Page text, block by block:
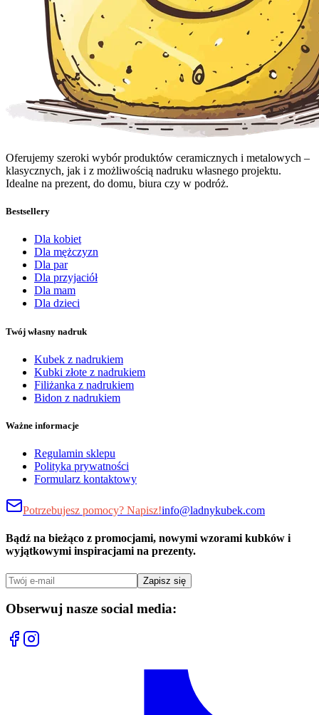
Oferujemy szeroki wybór produktów ceramicznych i metalowych –
klasycznych, jak i z możliwością nadruku własnego projektu.
Idealne na prezent, do domu, biura czy w podróż.
Bestsellery
Dla kobiet
Dla mężczyzn
Dla par
Dla przyjaciół
Dla mam
Dla dzieci
Twój własny nadruk
Kubek z nadrukiem
Kubki złote z nadrukiem
Filiżanka z nadrukiem
Bidon z nadrukiem
Ważne informacje
Regulamin sklepu
Polityka prywatności
Formularz kontaktowy
Potrzebujesz pomocy? Napisz!info@ladnykubek.com
Bądź na bieżąco z promocjami, nowymi wzorami kubków i
wyjątkowymi inspiracjami na prezenty.
Zapisz się
Obserwuj nasze social media: